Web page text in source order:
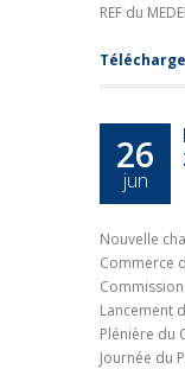
REF du
26
jun
Nouvelle
Commerce
Lancement
Plénière du
Journée du